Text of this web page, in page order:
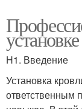
H1. Введение
Установка
ответственным